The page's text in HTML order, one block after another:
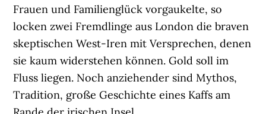
Frauen und Familienglück vorgaukelte, so
locken zwei Fremdlinge aus London die braven
skeptischen West-Iren mit Versprechen, denen
sie kaum widerstehen können. Gold soll im
Fluss liegen. Noch anziehender sind Mythos,
Tradition, große Geschichte eines Kaffs am